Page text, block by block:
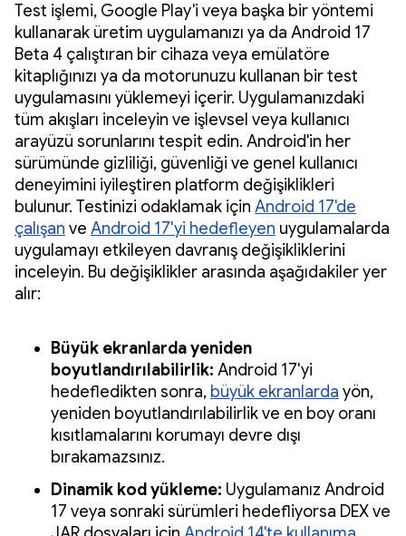
Test işlemi, Google Play'i veya başka bir yöntemi
kullanarak üretim uygulamanızı ya da Android 17
Beta 4 çalıştıran bir cihaza veya emülatöre
kitaplığınızı ya da motorunuzu kullanan bir test
uygulamasını yüklemeyi içerir. Uygulamanızdaki
tüm akışları inceleyin ve işlevsel veya kullanıcı
arayüzü sorunlarını tespit edin. Android'in her
sürümünde gizliliği, güvenliği ve genel kullanıcı
deneyimini iyileştiren platform değişiklikleri
bulunur. Testinizi odaklamak için Android 17'de
çalışan ve Android 17'yi hedefleyen uygulamalarda
uygulamayı etkileyen davranış değişikliklerini
inceleyin. Bu değişiklikler arasında aşağıdakiler yer
alır:
Büyük ekranlarda yeniden
boyutlandırılabilirlik: Android 17'yi
hedefledikten sonra, büyük ekranlarda yön,
yeniden boyutlandırılabilirlik ve en boy oranı
kısıtlamalarını korumayı devre dışı
bırakamazsınız.
Dinamik kod yükleme: Uygulamanız Android
17 veya sonraki sürümleri hedefliyorsa DEX ve